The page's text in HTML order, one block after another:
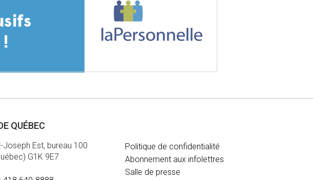
QUÉBEC
Joseph Est, bureau 100
G1K 9E7
Politique de confidentialité
Abonnement aux infolettres
Salle de presse